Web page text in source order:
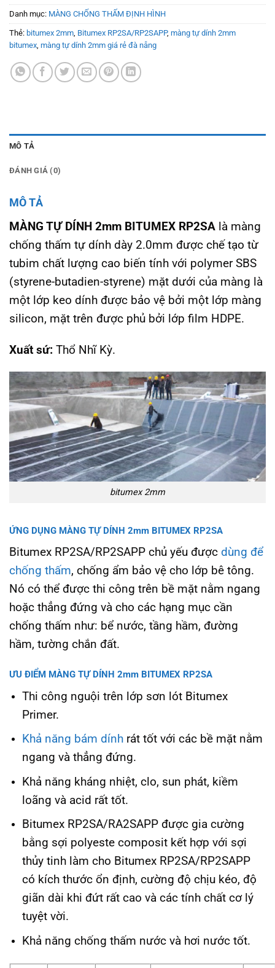
Danh mục: MÀNG CHỐNG THẤM ĐỊNH HÌNH
Thẻ: bitumex 2mm Bitumex RP2SA/RP2SAPP, màng tự dính 2mm
bitumex màng tự dính 2mm giá rẻ đà nẵng
MÔ TẢ
ĐÁNH GIÁ (0)
MÔ TẢ
MÀNG TỰ DÍNH 2mm BITUMEX RP2SA là màng
chống thấm tự dính dày 2.0mm được chế tạo từ
tubim chất lượng cao biến tính với polymer SBS
(styrene-butadien-styrene) mặt dưới của màng là
một lớp keo dính được bảo vệ bởi một lớp màng
silicon, mặt trên được phủ bởi lớp film HDPE.
Xuất sứ: Thổ Nhĩ Kỳ.
bitumex 2mm
ỨNG DỤNG MÀNG TỰ DÍNH 2mm BITUMEX RP2SA
Bitumex RP2SA/RP2SAPP chủ yếu được dùng để
chống thấm, chống ẩm bảo vệ cho lớp bê tông.
Nó có thể được thi công trên bề mặt nằm ngang
hoặc thẳng đứng và cho các hạng mục cần
chống thấm như: bể nước, tầng hầm, đường
hầm, tường chắn đất.
ƯU ĐIỂM MÀNG TỰ DÍNH 2mm BITUMEX RP2SA
Thi công nguội trên lớp sơn lót Bitumex
Primer.
Khả năng bám dínhrát tốt với các bề mặt nằm
ngang và thẳng đứng.
Khả năng kháng nhiệt, clo, sun phát, kiềm
loãng và acid rất tốt.
Bitumex RP2SA/RA2SAPP được gia cường
bằng sợi polyeste composit kết hợp với sợi
thủy tinh làm cho Bitumex RP2SA/RP2SAPP
có kích thước ổn định, cường độ chịu kéo, độ
giãn dài khi đứt rất cao và các tính chất cơ lý
tuyệt vời.
Khả năng chống thấm nước và hơi nước tốt.